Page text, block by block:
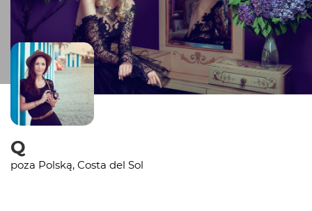
Q
poza Polską, Costa del Sol